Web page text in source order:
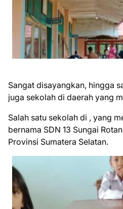
Sangat disayangkan, hingga
juga sekolah di daerah yang
Salah satu sekolah di , yang
bernama SDN 13 Sungai
Provinsi Sumatera Selatan.